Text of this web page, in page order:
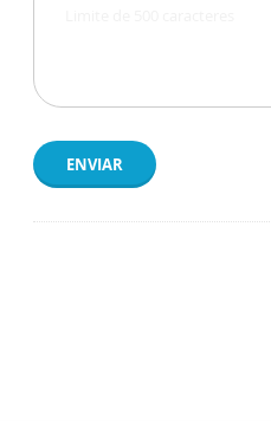
ENVIAR